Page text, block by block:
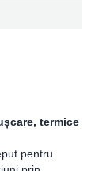
termice
pentru